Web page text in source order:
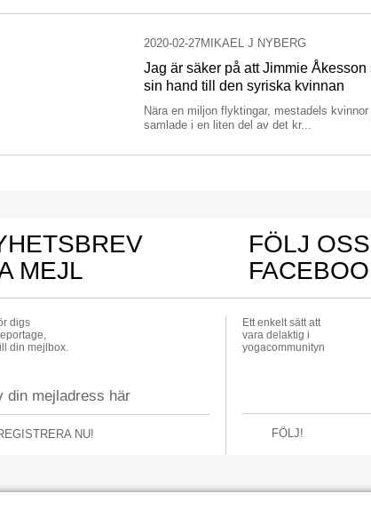
2020-02-27MIKAEL J NYBERG
Jag är säker på att Jimmie
sin hand till den syriska kvinnan
Nära en miljon flyktingar, mestadels
samlade i en liten del av det kr...
MEJL
digs
din mejlbox.
NU!
FÖLJ
Ett enkelt sätt att
vara delaktig i
yogacommunityn
FÖLJ!